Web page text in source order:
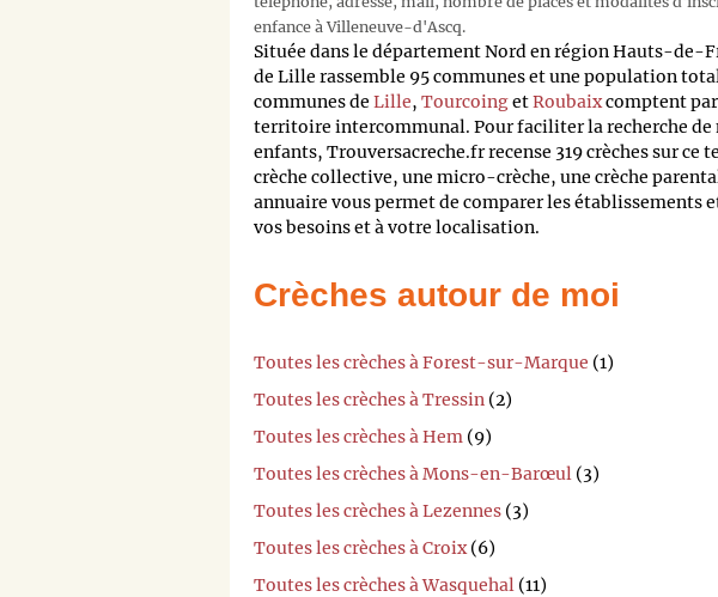
enfance à Villeneuve-d'Ascq.
Située dans le département Nord en région Hauts-de-
de Lille rassemble 95 communes et une population
communes de Lille, TourcoingetRoubaixcomptent
territoire intercommunal. Pour faciliter la recherche de
enfants, Trouversacreche.fr recense 319 crèches sur ce
crèche collective, une micro-crèche, une crèche
annuaire vous permet de comparer les établissements
vos besoins et à votre localisation.
Crèches autour de moi
Toutes les crèches à Forest-sur-Marque (1)
Toutes les crèches à Tressin (2)
Toutes les crèches à Hem (9)
Toutes les crèches à Mons-en-Barœul (3)
Toutes les crèches à Lezennes (3)
Toutes les crèches à Croix (6)
Toutes les crèches à Wasquehal (11)